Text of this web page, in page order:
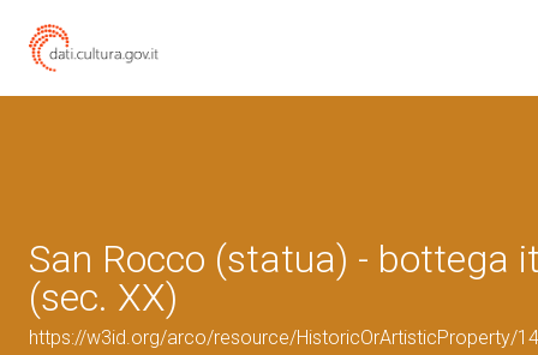
San Rocco (statua) - bottega
(sec. XX)
https://w3id.org/arco/resource/HistoricOrArtisticProperty/